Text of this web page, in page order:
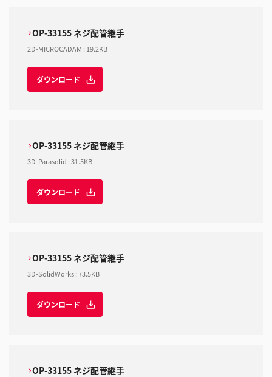
OP-33155 ネジ配管継手
2D-MICROCADAM : 19.2KB
ダウンロード
OP-33155 ネジ配管継手
3D-Parasolid :31.5KB
ダウンロード
OP-33155 ネジ配管継手
3D-SolidWorks:73.5KB
ダウンロード
OP-33155 ネジ配管継手